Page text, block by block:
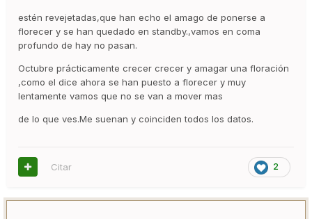
estén revejetadas,que han echo el amago de ponerse a
florecer y se han quedado en standby.,vamos en coma
profundo de hay no pasan.
Octubre prácticamente crecer crecer y amagar una floración
,como el dice ahora se han puesto a florecer y muy
lentamente vamos que no se van a mover mas
de lo que ves.Me suenan y coinciden todos los datos.
2
Citar